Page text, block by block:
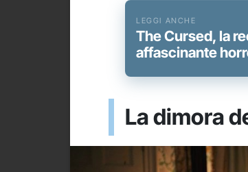
The Cursed, la
affascinante
La dimora